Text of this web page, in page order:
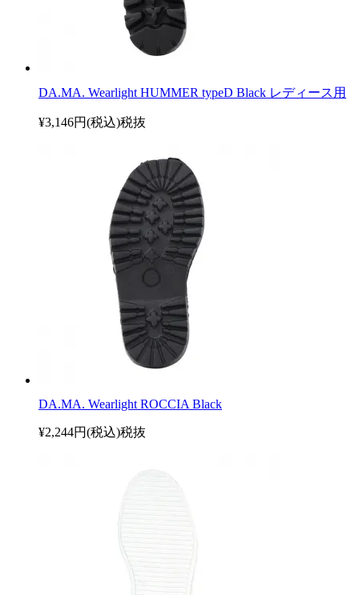
DA.MA. Wearlight HUMMER typeD Black レディース用
¥3,146円(税込)税抜
DA.MA. Wearlight ROCCIA Black
¥2,244円(税込)税抜